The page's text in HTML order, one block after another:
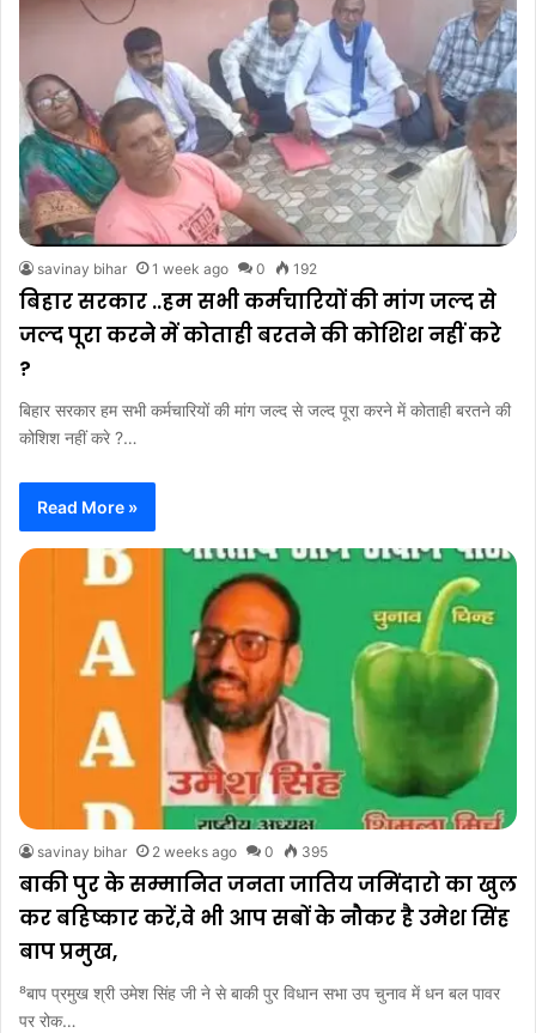
savinay bihar 1 week ago 0 192
बिहार सरकार ..हम सभी कर्मचारियों की मांग जल्द से
जल्द पूरा करने में कोताही बरतने की कोशिश नहीं करे
?
बिहार सरकार हम सभी कर्मचारियों की मांग जल्द से जल्द पूरा करने में कोताही बरतने की
कोशिश नहीं करे ?…
Read More »
savinay bihar 2 weeks ago 0 395
बाकी पुर के सम्मानित जनता जातिय जमिंदारो का खुल
कर बहिष्कार करें,वे भी आप सबों के नौकर है उमेश सिंह
बाप प्रमुख,
⁸बाप प्रमुख श्री उमेश सिंह जी ने से बाकी पुर विधान सभा उप चुनाव में धन बल पावर
पर रोक…